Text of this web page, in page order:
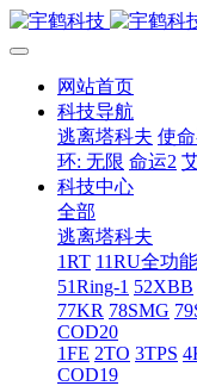
网站首页
科技导航
逃离塔科夫 使
环: 无限 命运2
科技中心
全部
逃离塔科夫
1RT 11RU全功能
51Ring-1 52XBB
77KR 78SMG
COD20
1FE 2TO 3TPS
COD19